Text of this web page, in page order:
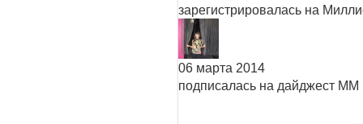
зарегистрировалась на
06 марта 2014
подписалась на дайджест ММ